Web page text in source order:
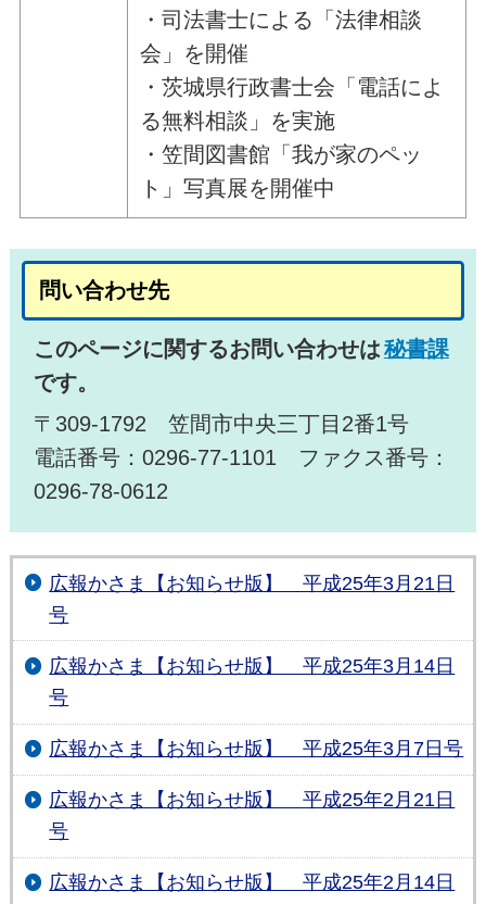
・司法書士による「法律相談
会」を開催
・茨城県行政書士会「電話によ
る無料相談」を実施
・笠間図書館「我が家のペッ
ト」写真展を開催中
問い合わせ先
このページに関するお問い合わせは秘書課
です。
〒309-1792 笠間市中央三丁目2番1号
電話番号：0296-77-1101 ファクス番号：
0296-78-0612
広報かさま【お知らせ版】 平成25年3月21日
号
広報かさま【お知らせ版】 平成25年3月14日
号
広報かさま【お知らせ版】 平成25年3月7日号
広報かさま【お知らせ版】 平成25年2月21日
号
広報かさま【お知らせ版】 平成25年2月14日